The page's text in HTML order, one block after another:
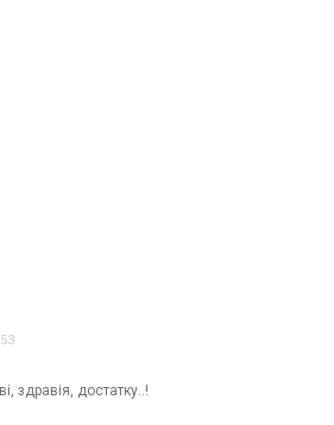
здравія, достатку..!